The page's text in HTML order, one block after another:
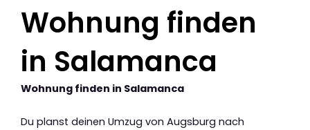
Wohnung finden
in Salamanca
Wohnung finden in Salamanca
Du planst deinen Umzug von Augsburg nach